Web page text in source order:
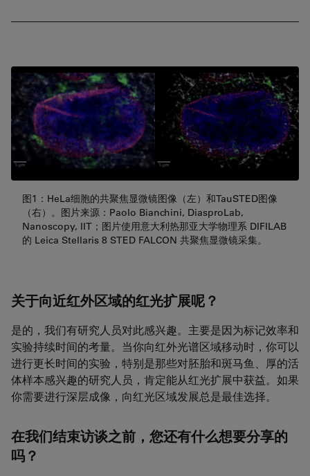
图1：HeLa细胞的共聚焦显微镜图像（左）和TauSTED图像
（右）。图片来源：Paolo Bianchini, DiasproLab,
Nanoscopy, IIT；图片使用意大利热那亚大学物理系 DIFILAB
的 Leica Stellaris 8 STED FALCON 共聚焦显微镜采集。
关于向近红外区域的红光扩展呢？
是的，我们有研究人员对此感兴趣。主要是因为标记效率和
实验持续时间的考量。当你向红外光谱区域移动时，你可以
进行更长时间的实验，特别是那些对胚胎和斑马鱼、厚的活
体样本感兴趣的研究人员，肯定能从红光扩展中获益。如果
你需要进行深层成像，向红光区域发展总是最佳选择。
在我们结束访谈之前，您还有什么想要分享的
吗？